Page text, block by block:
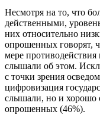
Несмотря на то, что
действенными,
них относительно
опрошенных говорят,
мере
слышали об этом.
с точки зрения
цифровизация
слышали, но и хорошо
опрошенных (46%).